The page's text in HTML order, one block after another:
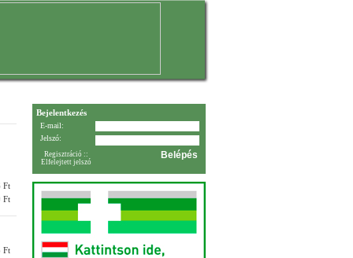
Ft
Ft
Ft
Bejelentkezés
E-mail:
Jelszó:
Regisztráció ::
Elfelejtett jelszó